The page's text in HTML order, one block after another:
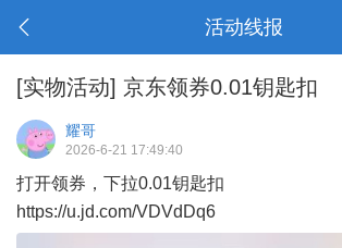
活动线报
[实物活动] 京东领券0.01钥匙扣
耀哥
2026-6-21 17:49:40
打开领券，下拉0.01钥匙扣
https://u.jd.com/VDVdDq6